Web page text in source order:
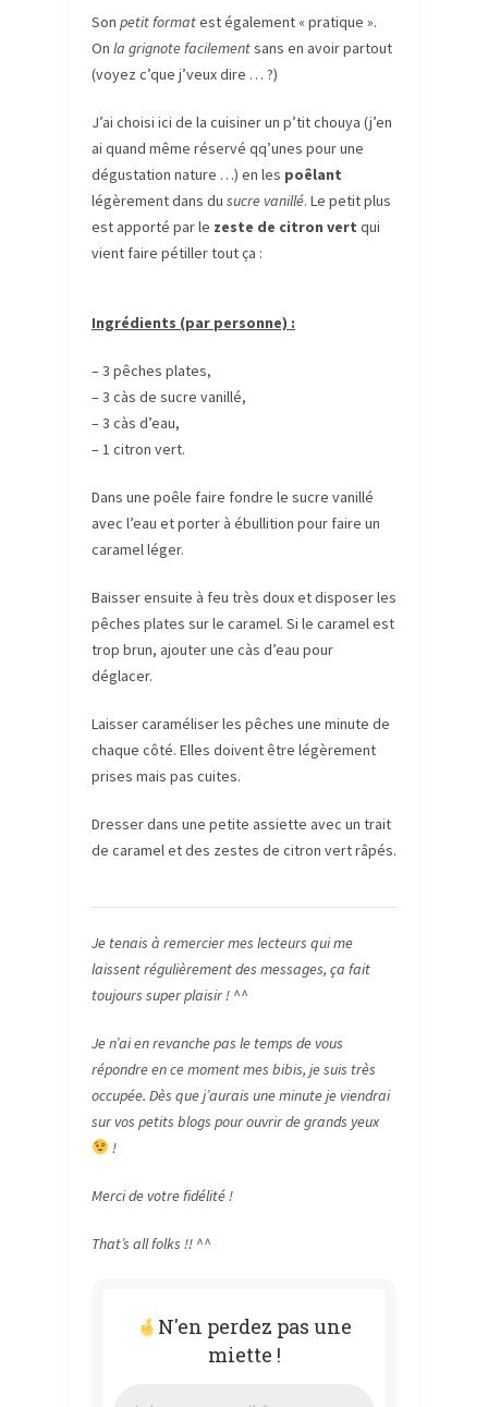
Son petit formatest également « pratique ».
On la grignote facilementsans en avoir partout
(voyez c’que j’veux dire … ?)
J’ai choisi ici de la cuisiner un p’tit chouya (j’en
ai quand même réservé qq’unes pour une
dégustation nature …) en les poêlant
légèrement dans du sucre vanillé. Le petit plus
est apporté par le zeste de citron vert qui
vient faire pétiller tout ça :
Ingrédients (par personne) :
– 3 pêches plates,
– 3 càs de sucre vanillé,
– 3 càs d’eau,
– 1 citron vert.
Dans une poêle faire fondre le sucre vanillé
avec l’eau et porter à ébullition pour faire un
caramel léger.
Baisser ensuite à feu très doux et disposer les
pêches plates sur le caramel. Si le caramel est
trop brun, ajouter une càs d’eau pour
déglacer.
Laisser caraméliser les pêches une minute de
chaque côté. Elles doivent être légèrement
prises mais pas cuites.
Dresser dans une petite assiette avec un trait
de caramel et des zestes de citron vert râpés.
Je tenais à remercier mes lecteurs qui me
laissent régulièrement des messages, ça fait
toujours super plaisir ! ^^
Je n’ai en revanche pas le temps de vous
répondre en ce moment mes bibis, je suis très
occupée. Dès que j’aurais une minute je viendrai
sur vos petits blogs pour ouvrir de grands yeux
!
Merci de votre fidélité !
That’s all folks !! ^^
N'en perdez pas une
miette !